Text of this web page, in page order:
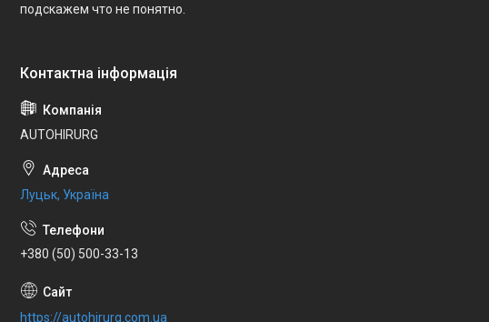
подскажем что не понятно.
AUTOHIRURG
Луцьк, Україна
+380 (50) 500-33-13
https://autohirurg.com.ua